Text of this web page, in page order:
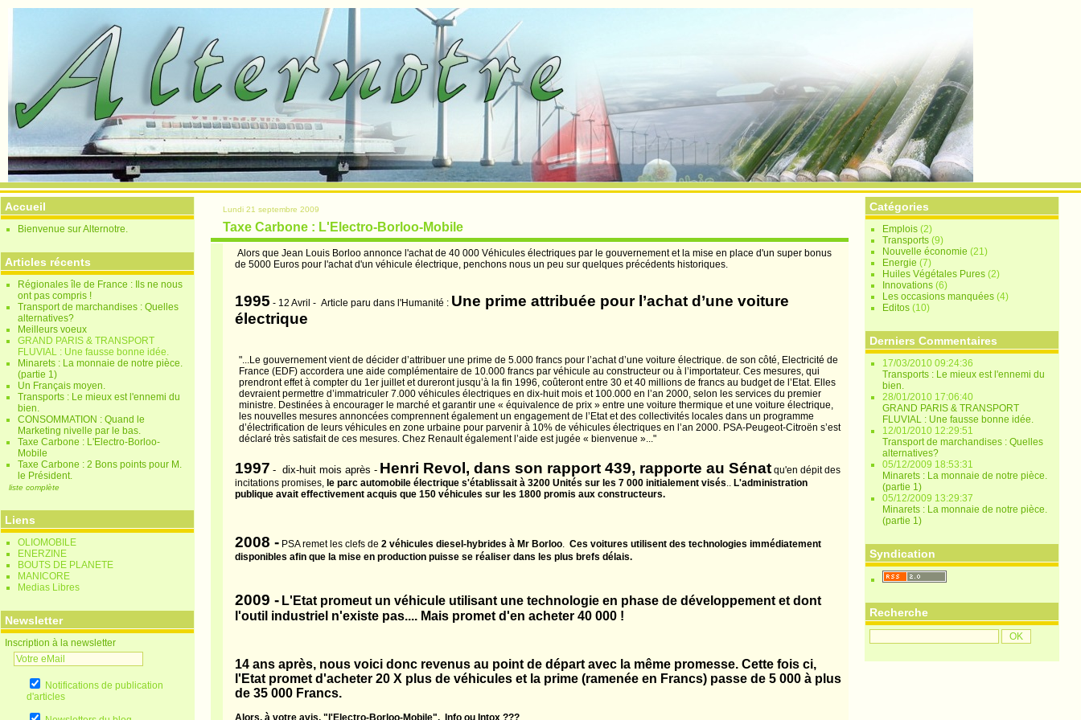
Accueil
Bienvenue sur Alternotre.
Articles récents
Régionales île de France : Ils ne nous
ont pas compris !
Transport de marchandises : Quelles
alternatives?
Meilleurs voeux
GRAND PARIS & TRANSPORT
FLUVIAL : Une fausse bonne idée.
Minarets : La monnaie de notre pièce.
(partie 1)
Un Français moyen.
Transports : Le mieux est l'ennemi du
bien.
CONSOMMATION : Quand le
Marketing nivelle par le bas.
Taxe Carbone : L'Electro-Borloo-
Mobile
Taxe Carbone : 2 Bons points pour M.
le Président.
liste complète
Liens
OLIOMOBILE
ENERZINE
BOUTS DE PLANETE
MANICORE
Medias Libres
Newsletter
Inscription à la newsletter
Notifications de publication
d'articles
Lundi 21 septembre 2009
Taxe Carbone : L'Electro-Borloo-Mobile
Alors que Jean Louis Borloo annonce l'achat de 40 000 Véhicules électriques par le gouvernement et la mise en place d'un super bonus
de 5000 Euros pour l'achat d'un véhicule électrique, penchons nous un peu sur quelques précédents historiques.
1995 - 12 Avril - Article paru dans l'Humanité : Une prime attribuée pour l’achat d’une voiture
électrique
"...Le gouvernement vient de décider d’attribuer une prime de 5.000 francs pour l’achat d’une voiture électrique. de son côté, Electricité de
France (EDF) accordera une aide complémentaire de 10.000 francs par véhicule au constructeur ou à l’importateur. Ces mesures, qui
prendront effet à compter du 1er juillet et dureront jusqu’à la fin 1996, coûteront entre 30 et 40 millions de francs au budget de l’Etat. Elles
devraient permettre d’immatriculer 7.000 véhicules électriques en dix-huit mois et 100.000 en l’an 2000, selon les services du premier
ministre. Destinées à encourager le marché et garantir une « équivalence de prix » entre une voiture thermique et une voiture électrique,
les nouvelles mesures annoncées comprennent également un engagement de l’Etat et des collectivités locales dans un programme
d’électrification de leurs véhicules en zone urbaine pour parvenir à 10% de véhicules électriques en l’an 2000. PSA-Peugeot-Citroën s’est
déclaré très satisfait de ces mesures. Chez Renault également l’aide est jugée « bienvenue »..."
1997 - dix-huit mois après - Henri Revol, dans son rapport 439, rapporte au Sénat qu'en dépit des
incitations promises, le parc automobile électrique s'établissait à 3200 Unités sur les 7 000 initialement visés.. L'administration
publique avait effectivement acquis que 150 véhicules sur les 1800 promis aux constructeurs.
2008 - PSA remet les clefs de2 véhicules diesel-hybrides à Mr Borloo.Ces voitures utilisent des technologies immédiatement
disponibles afin que la mise en production puisse se réaliser dans les plus brefs délais.
2009 - L'Etat promeut un véhicule utilisant une technologie en phase de développement et dont
l'outil industriel n'existe pas.... Mais promet d'en acheter 40 000 !
14 ans après, nous voici donc revenus au point de départ avec la même promesse. Cette fois ci,
l'Etat promet d'acheter 20 X plus de véhicules et la prime (ramenée en Francs) passe de 5 000 à plus
de 35 000 Francs.
Alors, à votre avis, "l'Electro-Borloo-Mobile", Info ou Intox ???
Catégories
Emplois (2)
Transports (9)
Nouvelle économie (21)
Energie (7)
Huiles Végétales Pures (2)
Innovations (6)
Les occasions manquées (4)
Editos (10)
Derniers Commentaires
17/03/2010 09:24:36
Transports : Le mieux est l'ennemi du
bien.
28/01/2010 17:06:40
GRAND PARIS & TRANSPORT
FLUVIAL : Une fausse bonne idée.
12/01/2010 12:29:51
Transport de marchandises : Quelles
alternatives?
05/12/2009 18:53:31
Minarets : La monnaie de notre pièce.
(partie 1)
05/12/2009 13:29:37
Minarets : La monnaie de notre pièce.
(partie 1)
Syndication
Recherche